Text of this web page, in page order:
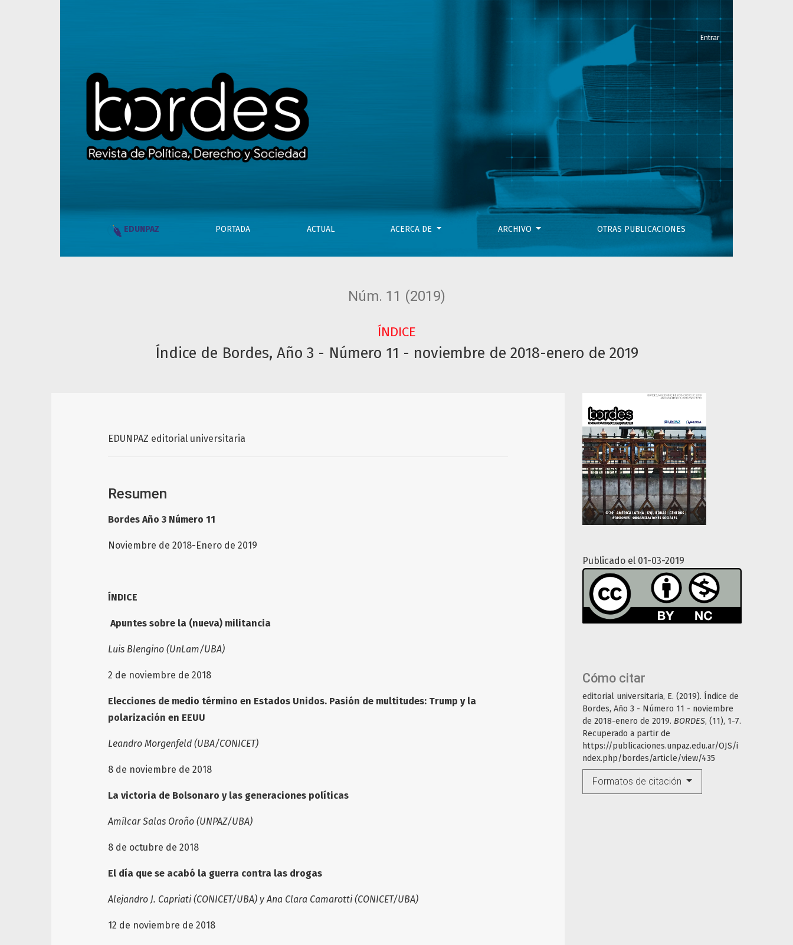
EDUNPAZ PORTADA ACTUAL ACERCA DE ARCHIVO OTRAS PUBLICACIONES
Entrar
Núm. 11 (2019)
ÍNDICE
Índice de Bordes, Año 3 - Número 11 - noviembre de 2018-enero de 2019
Publicado el 01-03-2019
Cómo citar
editorial universitaria, E. (2019). Índice de
Bordes, Año 3 - Número 11 - noviembre
de 2018-enero de 2019. BORDES, (11), 1-7.
Recuperado a partir de
https://publicaciones.unpaz.edu.ar/OJS/i
ndex.php/bordes/article/view/435
Formatos de citación
EDUNPAZ editorial universitaria
Resumen
Bordes Año 3 Número 11
Noviembre de 2018-Enero de 2019
ÍNDICE
Apuntes sobre la (nueva) militancia
Luis Blengino (UnLam/UBA)
2 de noviembre de 2018
Elecciones de medio término en Estados Unidos. Pasión de multitudes: Trump y la
polarización en EEUU
Leandro Morgenfeld (UBA/CONICET)
8 de noviembre de 2018
La victoria de Bolsonaro y las generaciones políticas
Amílcar Salas Oroño (UNPAZ/UBA)
8 de octubre de 2018
El día que se acabó la guerra contra las drogas
Alejandro J. Capriati (CONICET/UBA) y Ana Clara Camarotti (CONICET/UBA)
12 de noviembre de 2018